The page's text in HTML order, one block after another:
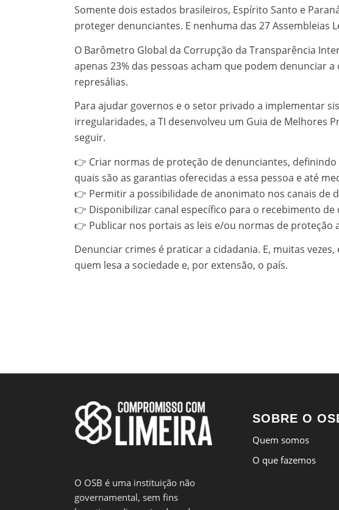
Somente dois estados brasileiros, Espírito Santo e
proteger denunciantes. E nenhuma das 27 Assembleias
O Barômetro Global da Corrupção da Transparência
apenas 23% das pessoas acham que podem denunciar
represálias.
Para ajudar governos e o setor privado a implementar
irregularidades, a TI desenvolveu um Guia de Melhores
seguir.
👉 Criar normas de proteção de denunciantes,
quais são as garantias oferecidas a essa pessoa e até
👉 Permitir a possibilidade de anonimato nos canais de
👉 Disponibilizar canal específico para o recebimento de
👉 Publicar nos portais as leis e/ou normas de proteção
Denunciar crimes é praticar a cidadania. E, muitas
quem lesa a sociedade e, por extensão, o país.
O OSB é uma instituição não
governamental, sem fins
SOBRE O
Quem somos
O que fazemos